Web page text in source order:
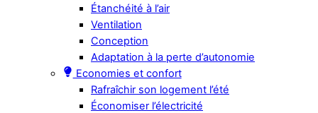
Étanchéité à l’air
Ventilation
Conception
Adaptation à la perte d’autonomie
Economies et confort
Rafraîchir son logement l’été
Économiser l’électricité